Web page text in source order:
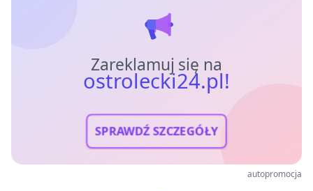
Zareklamuj się na
ostrolecki24.pl!
SPRAWDŹ SZCZEGÓŁY
autopromocja